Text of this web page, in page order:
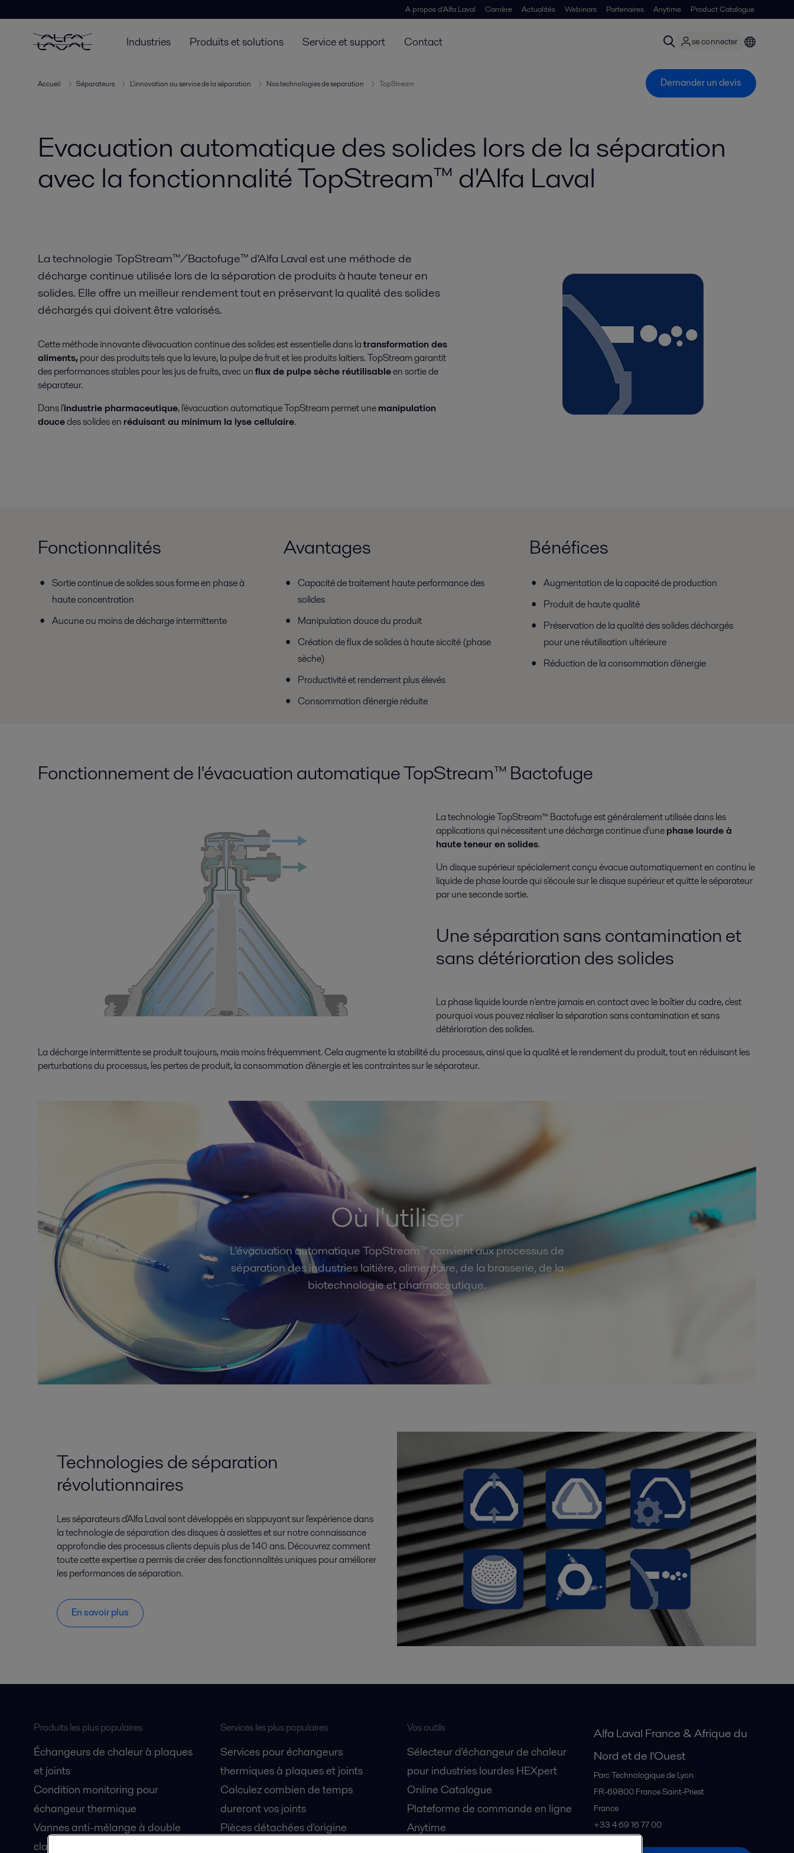
A propos d'Alfa Laval Carrière Actualités Webinars Partenaires Anytime Product Catalogue
Industries Produits et solutions Service et support Contact se connecter
Accueil Séparateurs L'innovation au service de la séparation Nos technologies de separation TopStream Demander un devis
Evacuation automatique des solides lors de la séparation
avec la fonctionnalité TopStream™ d'Alfa Laval
La technologie TopStream™/Bactofuge™ d'Alfa Laval est une méthode de
décharge continue utilisée lors de la séparation de produits à haute teneur en
solides. Elle offre un meilleur rendement tout en préservant la qualité des solides
déchargés qui doivent être valorisés.
Cette méthode innovante d'évacuation continue des solides est essentielle dans latransformation des
aliments,pour des produits tels que la levure, la pulpe de fruit et les produits laitiers. TopStream garantit
des performances stables pour les jus de fruits, avec unflux de pulpe sèche réutilisableen sortie de
séparateur.
Dans l'industrie pharmaceutique, l'évacuation automatique TopStream permet unemanipulation
doucedes solides en réduisant au minimum la lyse cellulaire.
Fonctionnalités
Sortie continue de solides sous forme en phase à
haute concentration
Aucune ou moins de décharge intermittente
Avantages
Capacité de traitement haute performance des
solides
Manipulation douce du produit
Création de flux de solides à haute siccité (phase
sèche)
Productivité et rendement plus élevés
Consommation d'énergie réduite
Bénéfices
Augmentation de la capacité de production
Produit de haute qualité
Préservation de la qualité des solides déchargés
pour une réutilisation ultérieure
Réduction de la consommation d'énergie
Fonctionnement de l'évacuation automatique TopStream™ Bactofuge
La technologie TopStream™ Bactofuge est généralement utilisée dans les
applications qui nécessitent une décharge continue d'unephase lourde à
haute teneur en solides.
Un disque supérieur spécialement conçu évacue automatiquement en continu le
liquide de phase lourde qui s'écoule sur le disque supérieur et quitte le séparateur
par une seconde sortie.
Une séparation sans contamination et
sans détérioration des solides
La phase liquide lourde n'entre jamais en contact avec le boîtier du cadre, c'est
pourquoi vous pouvez réaliser la séparation sans contamination et sans
détérioration des solides.
La décharge intermittente se produit toujours, mais moins fréquemment. Cela augmente la stabilité du processus, ainsi que la qualité et le rendement du produit, tout en réduisant les
perturbations du processus, les pertes de produit, la consommation d'énergie et les contraintes sur le séparateur.
Où l'utiliser
L'évacuation automatique TopStream™ convient aux processus de
séparation des industries laitière, alimentaire, de la brasserie, de la
biotechnologie et pharmaceutique.
Technologies de séparation
révolutionnaires
Les séparateurs d'Alfa Laval sont développés en s'appuyant sur l'expérience dans
la technologie de séparation des disques à assiettes et sur notre connaissance
approfondie des processus clients depuis plus de 140 ans. Découvrez comment
toute cette expertise a permis de créer des fonctionnalités uniques pour améliorer
les performances de séparation.
En savoir plus
Produits les plus populaires
Échangeurs de chaleur à plaques
et joints
Condition monitoring pour
échangeur thermique
Vannes anti-mélange à double
clapet Unique Mixproof
Services les plus populaires
Services pour échangeurs
thermiques à plaques et joints
Calculez combien de temps
dureront vos joints
Pièces détachées d'origine
Vos outils
Sélecteur d'échangeur de chaleur
pour industries lourdes HEXpert
Online Catalogue
Plateforme de commande en ligne
Anytime
Alfa Laval France & Afrique du
Nord et de l'Ouest
Parc Technologique de Lyon
FR-69800 France Saint-Priest
France
+33 4 69 16 77 00